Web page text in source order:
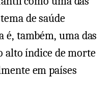
de saúde
é, também, uma das
alto índice de morte
em países